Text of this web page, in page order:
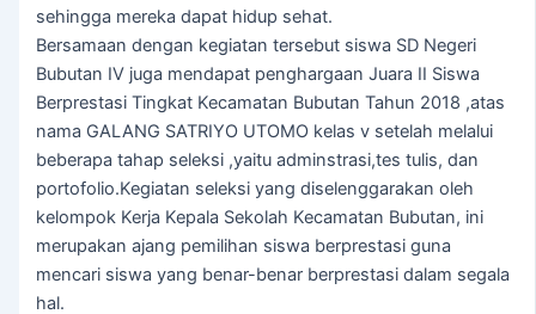
sehingga mereka dapat hidup sehat.
Bersamaan dengan kegiatan tersebut siswa SD Negeri
Bubutan IV juga mendapat penghargaan Juara II Siswa
Berprestasi Tingkat Kecamatan Bubutan Tahun 2018 ,atas
nama GALANG SATRIYO UTOMO kelas v setelah melalui
beberapa tahap seleksi ,yaitu adminstrasi,tes tulis, dan
portofolio.Kegiatan seleksi yang diselenggarakan oleh
kelompok Kerja Kepala Sekolah Kecamatan Bubutan, ini
merupakan ajang pemilihan siswa berprestasi guna
mencari siswa yang benar-benar berprestasi dalam segala
hal.